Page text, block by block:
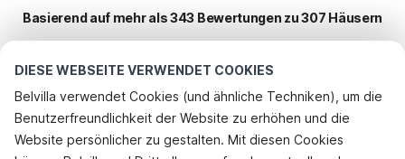
DIESE WEBSEITE VERWENDET COOKIES
Belvilla verwendet Cookies (und ähnliche Techniken), um die
Benutzerfreundlichkeit der Website zu erhöhen und die
Website persönlicher zu gestalten. Mit diesen Cookies
Basierend auf mehr als 343 Bewertungen zu 307 Häusern
Beliebteste Reiseziele für Urlaub
Beliebte Ausstattungen für Urlaub in Zadar und umgebung
Ferienhaus am Meer